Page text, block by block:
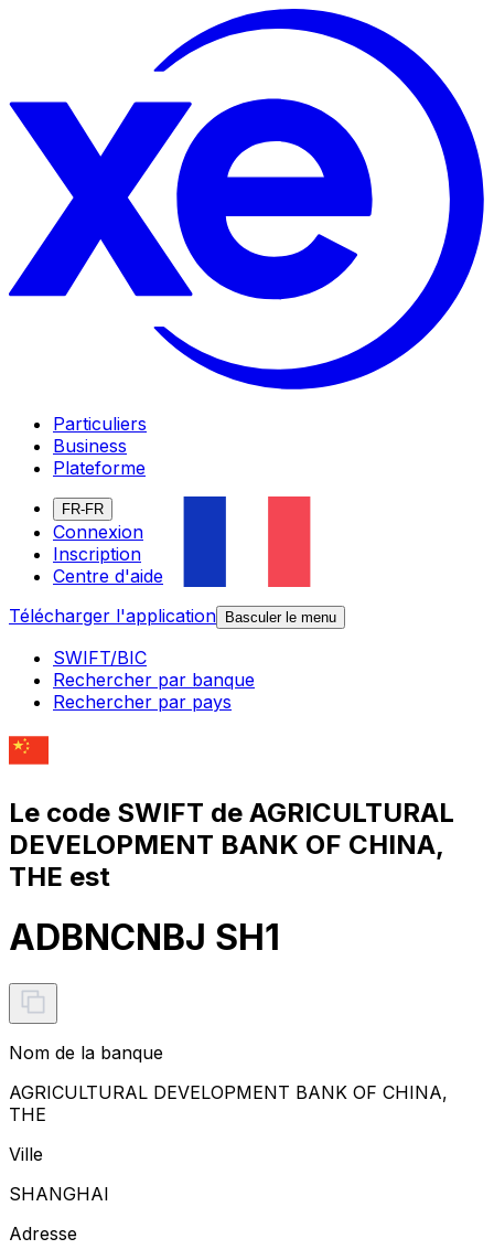
Particuliers
Business
Plateforme
FR-FR
Connexion
Inscription
Centre d'aide
Télécharger l'application
Basculer le menu
SWIFT/BIC
Rechercher par banque
Rechercher par pays
Le code SWIFT de AGRICULTURAL
DEVELOPMENT BANK OF CHINA,
THE est
ADBNCNBJ SH1
Nom de la banque
AGRICULTURAL DEVELOPMENT BANK OF CHINA,
THE
Ville
SHANGHAI
Adresse